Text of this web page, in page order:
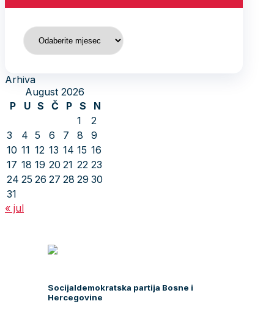
Arhiva
Arhiva
August 2026
P
U S Č P S
N
1
2
3
4 5 6 7 8
9
10 11 12 13 14 15 16
17 18 19 20 21 22 23
24 25 26 27 28 29 30
31
« jul
Socijaldemokratska partija Bosne i
Hercegovine